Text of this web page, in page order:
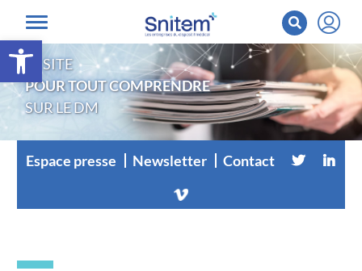
Ouvrir la barre d’outils
LE SITE
POUR TOUT COMPRENDRE
SUR LE DM
Espace presse Newsletter Contact